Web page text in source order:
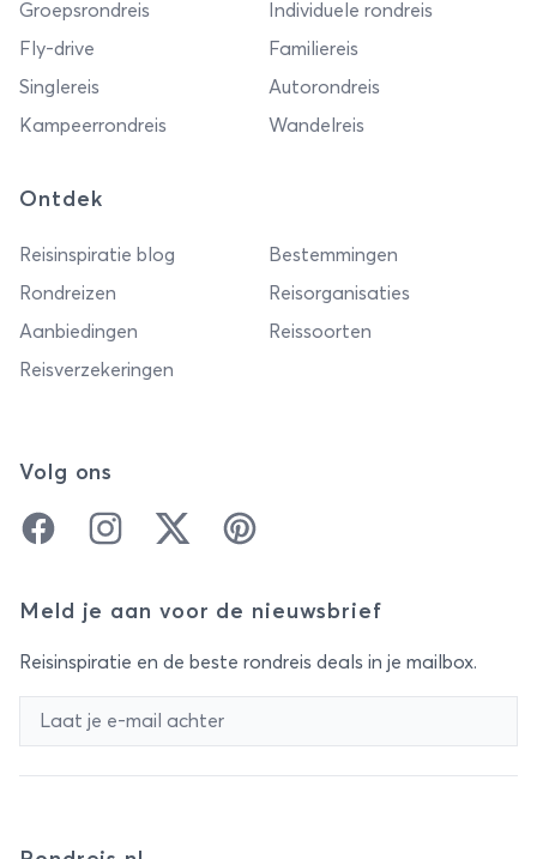
Groepsrondreis
Individuele rondreis
Fly-drive
Familiereis
Singlereis
Autorondreis
Kampeerrondreis
Wandelreis
Ontdek
Reisinspiratie blog
Bestemmingen
Rondreizen
Reisorganisaties
Aanbiedingen
Reissoorten
Reisverzekeringen
Volg ons
FacebookInstagramTwitter Pinterest
Meld je aan voor de nieuwsbrief
Reisinspiratie en de beste rondreis deals in je mailbox.